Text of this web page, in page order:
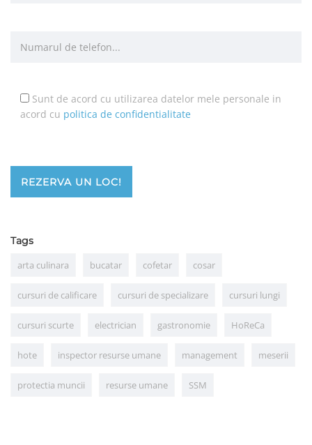
Sunt de acord cu utilizarea datelor mele personale in
acord cu politica de confidentialitate
REZERVA UN LOC!
Tags
arta culinara
bucatar cofetar cosar
cursuri de calificare cursuri de specializare cursuri lungi
cursuri scurte electrician gastronomie HoReCa
hote inspector resurse umane management meserii
protectia muncii resurse umane SSM